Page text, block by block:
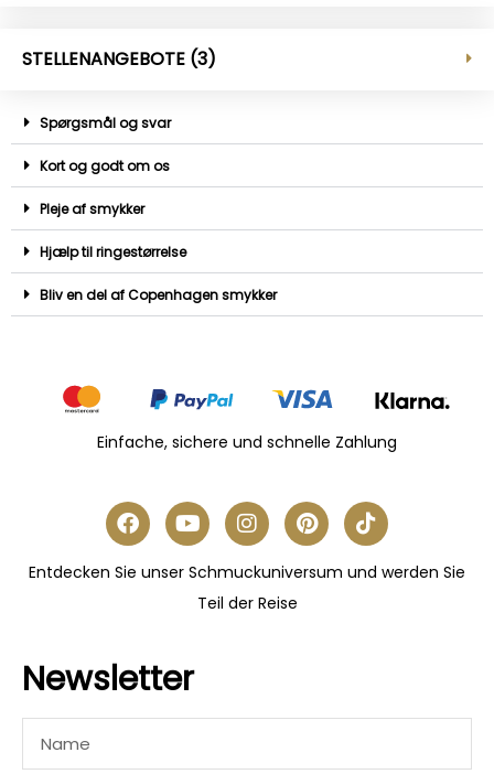
STELLENANGEBOTE (3)
Spørgsmål og svar
Kort og godt om os
Pleje af smykker
Hjælp til ringestørrelse
Bliv en del af Copenhagen smykker
Einfache, sichere und schnelle Zahlung
Entdecken Sie unser Schmuckuniversum und werden Sie
Teil der Reise
Newsletter